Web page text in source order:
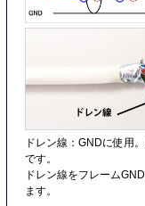
ドレン線：GNDに使用
です。
ドレン線をフレーム
ます。